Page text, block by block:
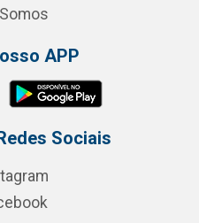
APP
Sociais